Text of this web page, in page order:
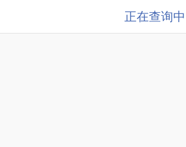
正在查询中